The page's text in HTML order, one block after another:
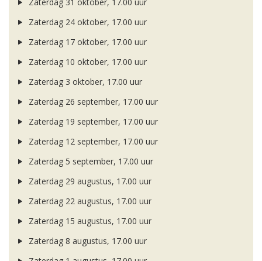
Zaterdag 31 oktober, 17.00 uur
Zaterdag 24 oktober, 17.00 uur
Zaterdag 17 oktober, 17.00 uur
Zaterdag 10 oktober, 17.00 uur
Zaterdag 3 oktober, 17.00 uur
Zaterdag 26 september, 17.00 uur
Zaterdag 19 september, 17.00 uur
Zaterdag 12 september, 17.00 uur
Zaterdag 5 september, 17.00 uur
Zaterdag 29 augustus, 17.00 uur
Zaterdag 22 augustus, 17.00 uur
Zaterdag 15 augustus, 17.00 uur
Zaterdag 8 augustus, 17.00 uur